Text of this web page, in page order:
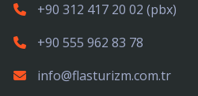
+90 312 417 20 02 (pbx)
+90 555 962 83 78
info@flasturizm.com.tr